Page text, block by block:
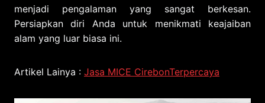
menjadi pengalaman yang sangat berkesan.
Persiapkan diri Anda untuk menikmati keajaiban
alam yang luar biasa ini.
Artikel Lainya : Jasa MICE CirebonTerpercaya